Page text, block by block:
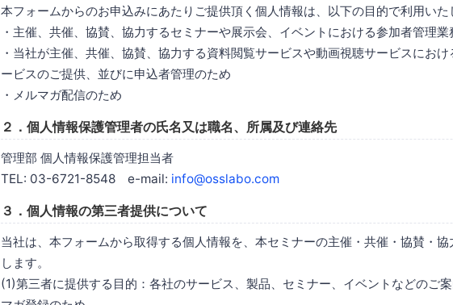
本フォームからのお申込みにあたりご提供頂く個人情報は、以下の目的で利用いた
・主催、共催、協賛、協力するセミナーや展示会、イベントにおける参加者管理業
・当社が主催、共催、協賛、協力する資料閲覧サービスや動画視聴サービスにお
ービスのご提供、並びに申込者管理のため
・メルマガ配信のため
２．個人情報保護管理者の氏名又は職名、所属及び連絡先
管理部 個人情報保護管理担当者
TEL: 03-6721-8548 e-mail: info@osslabo.com
３．個人情報の第三者提供について
当社は、本フォームから取得する個人情報を、本セミナーの主催・共催・協賛・
します。
(1)第三者に提供する目的：各社のサービス、製品、セミナー、イベントなどのご